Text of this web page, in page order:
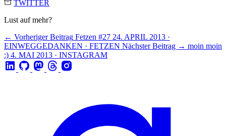
TWITTER
Lust auf mehr?
← Vorheriger Beitrag Fetzen #27 24. APRIL 2013 ·
EINWEGGEDANKEN · FETZEN Nächster Beitrag → moin moin
:) 4. MAI 2013 · INSTAGRAM